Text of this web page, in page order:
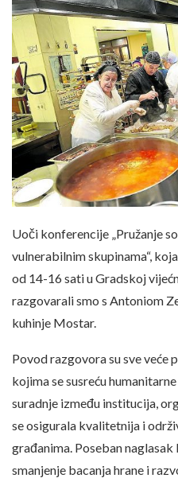
Uoči konferencije „Pružanje
vulnerabilnim skupinama“,
od 14-16 sati u Gradskoj
razgovarali smo s Antoniom
kuhinje Mostar.
Povod razgovora su sve veće
kojima se susreću
suradnje između institucija,
se osigurala kvalitetnija i
građanima. Poseban
smanjenje bacanja hrane i